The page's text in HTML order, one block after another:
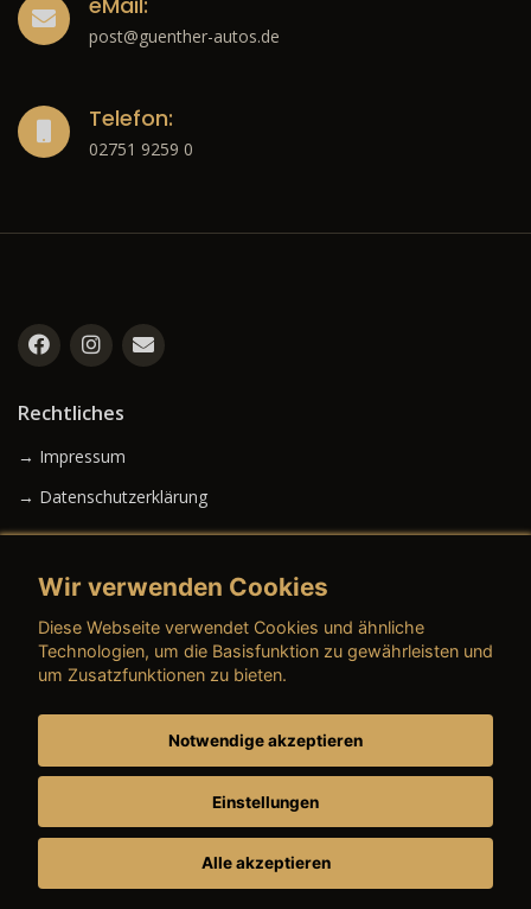
post@guenther-autos.de
Telefon:
02751 9259 0
Rechtliches
→ Impressum
→ Datenschutzerklärung
→ AGB (Gebrauchtwagen)
→ AGB (Teile & Zubehör)
→ AGB (Dienstleistungen)
Wir verwenden Cookies
Diese Webseite verwendet Cookies und ähnliche
Technologien, um die Basisfunktion zu gewährleisten und
um Zusatzfunktionen zu bieten.
Notwendige akzeptieren
Einstellungen
Alle akzeptieren